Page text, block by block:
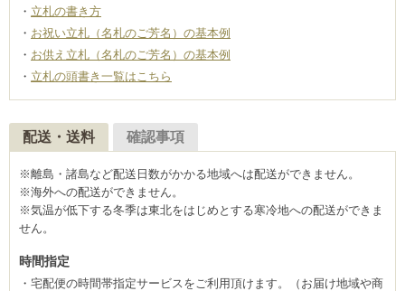
立札の書き方
お祝い立札（名札のご芳名）の基本例
お供え立札（名札のご芳名）の基本例
立札の頭書き一覧はこちら
配送・送料 確認事項
※離島・諸島など配送日数がかかる地域へは配送ができません。
※海外への配送ができません。
※気温が低下する冬季は東北をはじめとする寒冷地への配送ができま
せん。
時間指定
宅配便の時間帯指定サービスをご利用頂けます。（お届け地域や商